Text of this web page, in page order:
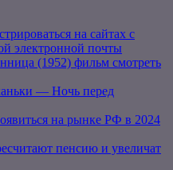
на сайтах с
электронной почты
(1952) фильм смотреть
— Ночь перед
на рынке РФ в 2024
пенсию и увеличат